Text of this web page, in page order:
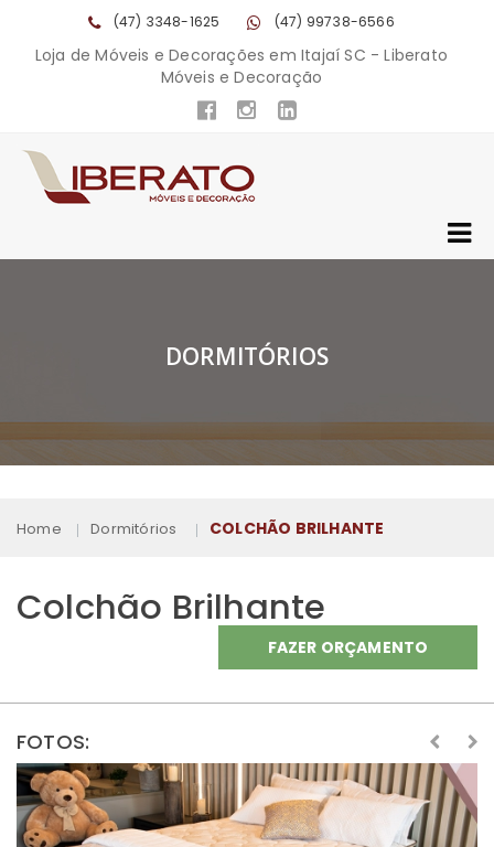
(47) 3348-1625 (47) 99738-6566
Loja de Móveis e Decorações em Itajaí SC - Liberato
Móveis e Decoração
DORMITÓRIOS
Home Dormitórios COLCHÃO BRILHANTE
Colchão Brilhante
FAZER ORÇAMENTO
FOTOS: